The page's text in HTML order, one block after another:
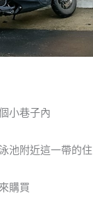
小巷子內
池附近這一帶的
購買